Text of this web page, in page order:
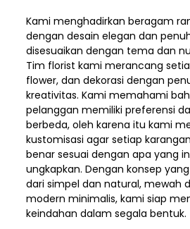
Kami menghadirkan beragam
dengan desain elegan dan
disesuaikan dengan tema dan
Tim florist kami merancang
flower, dan dekorasi dengan
kreativitas. Kami memahami
pelanggan memiliki preferensi
berbeda, oleh karena itu kami
kustomisasi agar setiap
benar sesuai dengan apa yang
ungkapkan. Dengan konsep
dari simpel dan natural, mewah
modern minimalis, kami siap
keindahan dalam segala bentuk.